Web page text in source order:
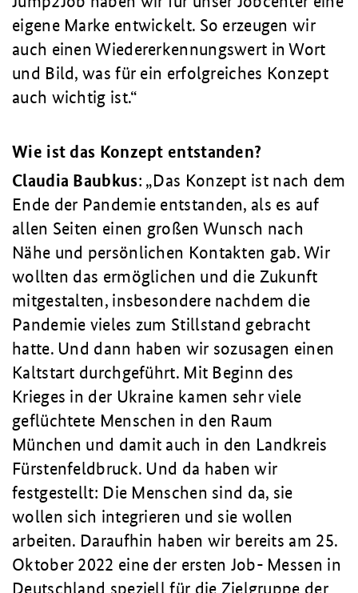
eigene Marke entwickelt. So erzeugen wir
auch einen Wiedererkennungswert in Wort
und Bild, was für ein erfolgreiches Konzept
auch wichtig ist.
Wie ist das Konzept entstanden?
Claudia Baubkus:
Das Konzept ist nach dem
Ende der Pandemie entstanden, als es auf
allen Seiten einen großen Wunsch nach
Nähe und persönlichen Kontakten gab. Wir
wollten das ermöglichen und die Zukunft
mitgestalten, insbesondere nachdem die
Pandemie vieles zum Stillstand gebracht
hatte. Und dann haben wir sozusagen einen
Kaltstart durchgeführt. Mit Beginn des
Krieges in der Ukraine kamen sehr viele
geflüchtete Menschen in den Raum
München und damit auch in den Landkreis
Fürstenfeldbruck. Und da haben wir
festgestellt: Die Menschen sind da, sie
wollen sich integrieren und sie wollen
arbeiten. Daraufhin haben wir bereits am 25.
Oktober 2022 eine der ersten Job- Messen in
Deutschland speziell für die Zielgruppe der